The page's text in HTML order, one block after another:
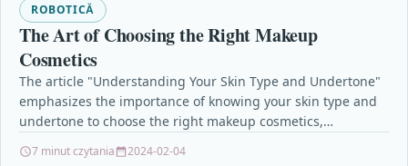
ROBOTICĂ
The Art of Choosing the Right Makeup
Cosmetics
The article "Understanding Your Skin Type and Undertone"
emphasizes the importance of knowing your skin type and
undertone to choose the right makeup cosmetics,…
7 minut czytania 2024-02-04